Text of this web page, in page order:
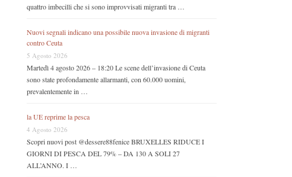
quattro imbecilli che si sono improvvisati migranti tra …
Nuovi segnali indicano una possibile nuova invasione di migranti
contro Ceuta
5 Agosto 2026
Martedì 4 agosto 2026 – 18:20 Le scene dell’invasione di Ceuta
sono state profondamente allarmanti, con 60.000 uomini,
prevalentemente in …
la UE reprime la pesca
4 Agosto 2026
Scopri nuovi post @dessere88fenice BRUXELLES RIDUCE I
GIORNI DI PESCA DEL 79% – DA 130 A SOLI 27
ALL’ANNO. I …